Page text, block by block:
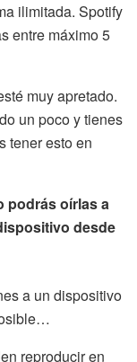
ilimitada. Spotify
entre máximo 5
muy apretado.
un poco y tienes
tener esto en
podrás oírlas a
desde
a un dispositivo
reproducir en